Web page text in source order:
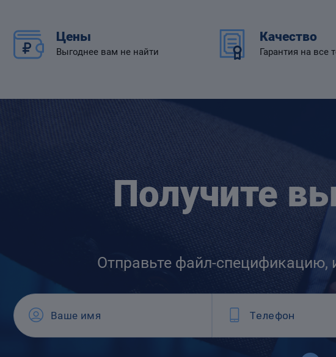
Цены
Выгоднее вам не найти
Качество
Гарантия на все
Получите
Отправьте файл-